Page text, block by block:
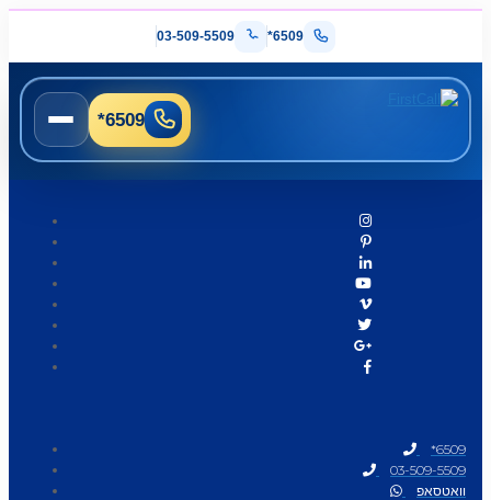
*6509
03-509-5509
*6509
*6509
03-509-5509
וואטסאפ